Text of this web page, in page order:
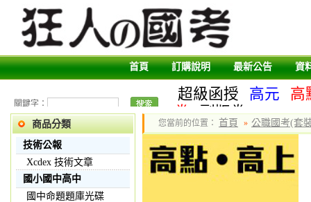
首頁 訂購說明 最新公告 資
關鍵字：
超級函授 高元
高
卷
副版卷
商品分類
技術公報
Xcdex 技術文章
國小國中高中
國中命題題庫光碟
您當前的位置： 首頁 » 公職國考(套